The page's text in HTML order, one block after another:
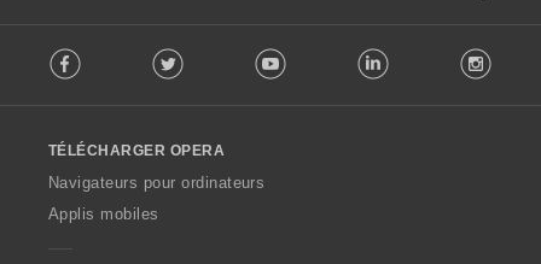
o
w
O
p
Facebook Twitter Youtube LinkedIn
TÉLÉCHARGER OPERA
Navigateurs pour ordinateurs
Applis mobiles